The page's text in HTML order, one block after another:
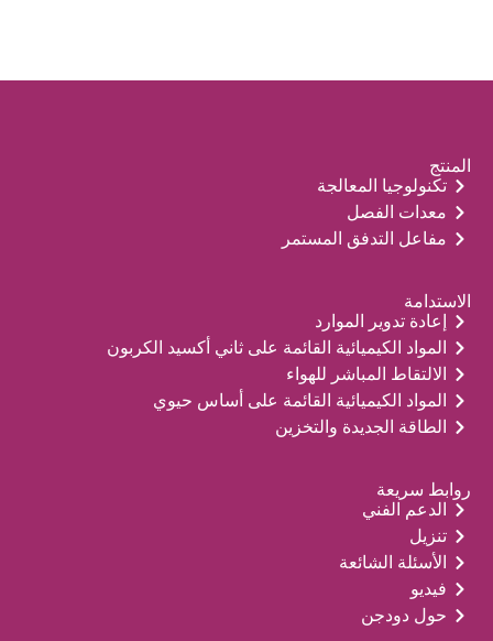
المنتج
تكنولوجيا المعالجة
معدات الفصل
مفاعل التدفق المستمر
الاستدامة
إعادة تدوير الموارد
المواد الكيميائية القائمة على ثاني أكسيد الكربون
الالتقاط المباشر للهواء
المواد الكيميائية القائمة على أساس حيوي
الطاقة الجديدة والتخزين
روابط سريعة
الدعم الفني
تنزيل
الأسئلة الشائعة
فيديو
حول دودجن